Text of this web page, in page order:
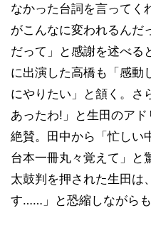
なかった台詞を言ってく
がこんなに変われるんだ
だって」と感謝を述べる
に出演した高橋も「感動
にやりたい」と頷く。さ
あったわ!」と生田のア
絶賛。田中から「忙しい
台本一冊丸々覚えて」と
太鼓判を押された生田は
す……」と恐縮しながらも